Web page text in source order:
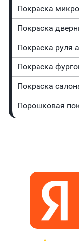
Покраска
Покраска
Покраска руля
Покраска
Покраска
Порошковая